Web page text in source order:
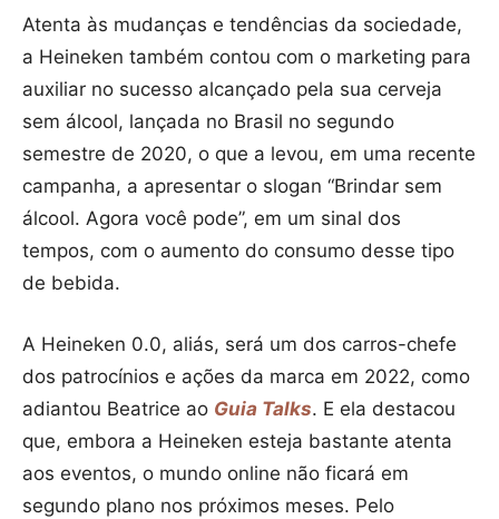
Atenta às mudanças e tendências da sociedade,
a Heineken também contou com o marketing para
auxiliar no sucesso alcançado pela sua cerveja
sem álcool, lançada no Brasil no segundo
semestre de 2020, o que a levou, em uma recente
campanha, a apresentar o slogan “Brindar sem
álcool. Agora você pode”, em um sinal dos
tempos, com o aumento do consumo desse tipo
de bebida.
A Heineken 0.0, aliás, será um dos carros-chefe
dos patrocínios e ações da marca em 2022, como
adiantou Beatrice ao Guia Talks. E ela destacou
que, embora a Heineken esteja bastante atenta
aos eventos, o mundo online não ficará em
segundo plano nos próximos meses. Pelo